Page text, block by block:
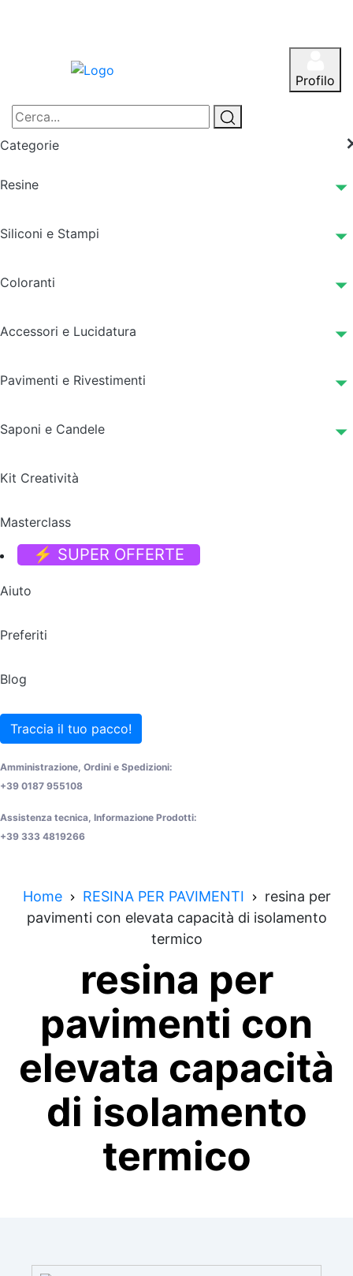
Profilo
Categorie
Resine
Siliconi e Stampi
Coloranti
Accessori e Lucidatura
Pavimenti e Rivestimenti
Saponi e Candele
Kit Creatività
Masterclass
⚡ SUPER OFFERTE
Aiuto
Preferiti
Blog
Traccia il tuo pacco!
Amministrazione, Ordini e Spedizioni:
+39 0187 955108
Assistenza tecnica, Informazione Prodotti:
+39 333 4819266
Home RESINA PER PAVIMENTI
resina per
pavimenti con elevata capacità di isolamento
termico
resina per
pavimenti con
elevata capacità
di isolamento
termico